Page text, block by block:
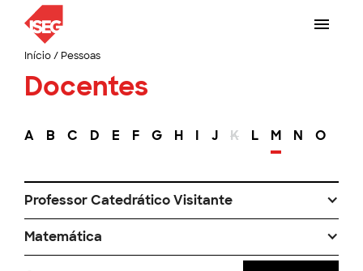
Início/ Pessoas
Docentes
A B C D E F G H I J K L M N O
Professor Catedrático Visitante
Matemática